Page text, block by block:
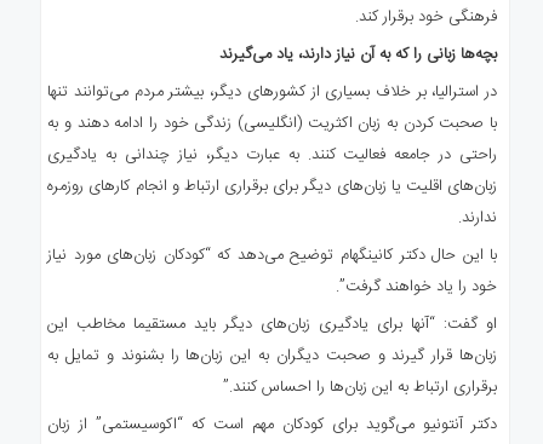
فرهنگی خود برقرار کند.
بچه‌ها زبانی را که به آن نیاز دارند، یاد می‌گیرند
در استرالیا، بر خلاف بسیاری از کشورهای دیگر، بیشتر مردم می‌توانند تنها
با صحبت کردن به زبان اکثریت (انگلیسی) زندگی خود را ادامه دهند و به
راحتی در جامعه فعالیت کنند. به عبارت دیگر، نیاز چندانی به یادگیری
زبان‌های اقلیت یا زبان‌های دیگر برای برقراری ارتباط و انجام کارهای روزمره
ندارند.
با این حال دکتر کانینگهام توضیح می‌دهد که “کودکان زبان‌های مورد نیاز
خود را یاد خواهند گرفت”.
او گفت: “آنها برای یادگیری زبان‌های دیگر باید مستقیما مخاطب این
زبان‌ها قرار گیرند و صحبت دیگران به این زبان‌ها را بشنوند و تمایل به
برقراری ارتباط به این زبان‌ها را احساس کنند.”
دکتر آنتونیو می‌گوید برای کودکان مهم است که “اکوسیستمی” از زبان